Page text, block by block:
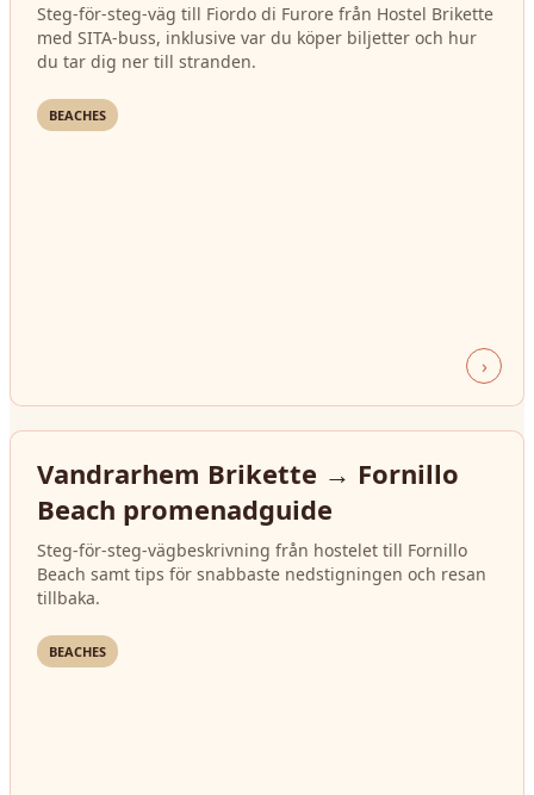
Steg‑för‑steg‑väg till Fiordo di Furore från Hostel Brikette
med SITA-buss, inklusive var du köper biljetter och hur
du tar dig ner till stranden.
BEACHES
›
Vandrarhem Brikette → Fornillo
Beach promenadguide
Steg-för-steg-vägbeskrivning från hostelet till Fornillo
Beach samt tips för snabbaste nedstigningen och resan
tillbaka.
BEACHES